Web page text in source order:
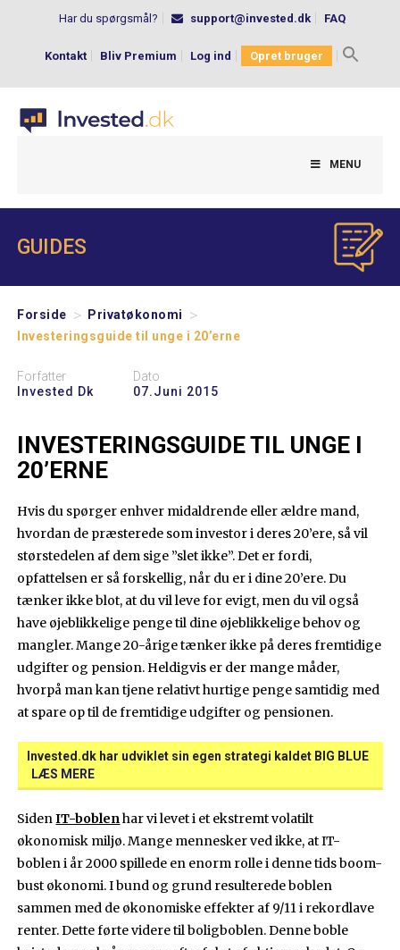
Har du spørgsmål? support@invested.dk FAQ
Kontakt Bliv Premium Log ind Opret bruger
Search
MENU
GUIDES
Forside > Privatøkonomi >
Investeringsguide til unge i 20’erne
Forfatter
Invested Dk
Dato
07.juni 2015
INVESTERINGSGUIDE TIL UNGE I
20’ERNE
Hvis du spørger enhver midaldrende eller ældre mand,
hvordan de præsterede som investor i deres 20’ere, så vil
størstedelen af dem sige ”slet ikke”. Det er fordi,
opfattelsen er så forskellig, når du er i dine 20’ere. Du
tænker ikke blot, at du vil leve for evigt, men du vil også
have øjeblikkelige penge til dine øjeblikkelige behov og
mangler. Mange 20-årige tænker ikke på deres fremtidige
udgifter og pension. Heldigvis er der mange måder,
hvorpå man kan tjene relativt hurtige penge samtidig med
at spare op til de fremtidige udgifter og pensionen.
Invested.dk har udviklet sin egen strategi kaldet BIG BLUE
LÆS MERE
SidenIT-boblen har vi levet i et ekstremt volatilt
økonomisk miljø. Mange mennesker ved ikke, at IT-
boblen i år 2000 spillede en enorm rolle i denne tids boom-
bust økonomi. I bund og grund resulterede boblen
sammen med de økonomiske effekter af 9/11 i rekordlave
renter. Dette førte videre til boligboblen. Denne boble